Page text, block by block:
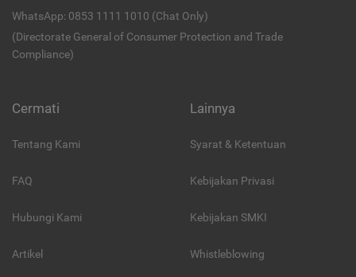
WhatsApp: 0853 1111 1010 (Chat Only)
(Directorate General of Consumer Protection and Trade
Compliance)
Cermati
Tentang Kami
FAQ
Hubungi Kami
Artikel
Lainnya
Syarat & Ketentuan
Kebijakan Privasi
Kebijakan SMKI
Whistleblowing